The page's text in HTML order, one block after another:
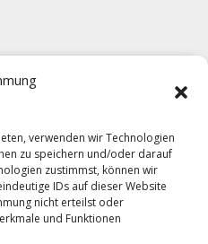
verwenden wir Technologien
zu speichern und/oder darauf
zustimmst, können wir
IDs auf dieser Website
nicht erteilst oder
und Funktionen
zu", um Facebook
zu